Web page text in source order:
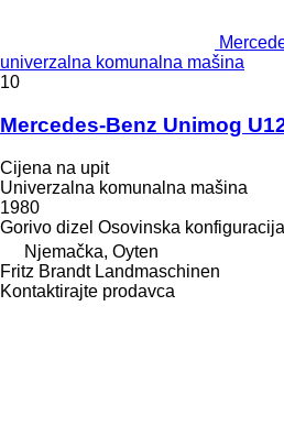
univerzalna komunalna mašina
10
Mercedes-Benz Unimog
Cijena na upit
Univerzalna komunalna mašina
1980
Gorivo dizel Osovinska konfiguracija
Njemačka, Oyten
Fritz Brandt Landmaschinen
Kontaktirajte prodavca